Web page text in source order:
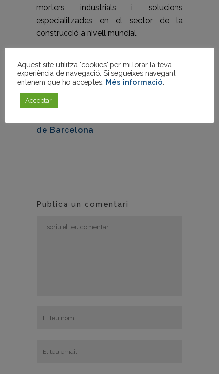
morters industrials i solucions
especialitzades en el sector de la
construcció a nivell mundial.
Facebook
Twitter
WhatsApp
LinkedIn
Comparteix
Etiquetes:
d'Obres de Barcelona
de Barcelona
Publica un comentari
Aquest site utilitza 'cookies' per millorar la teva
experiència de navegació. Si segueixes navegant,
entenem que ho acceptes. Més informació
Acceptar